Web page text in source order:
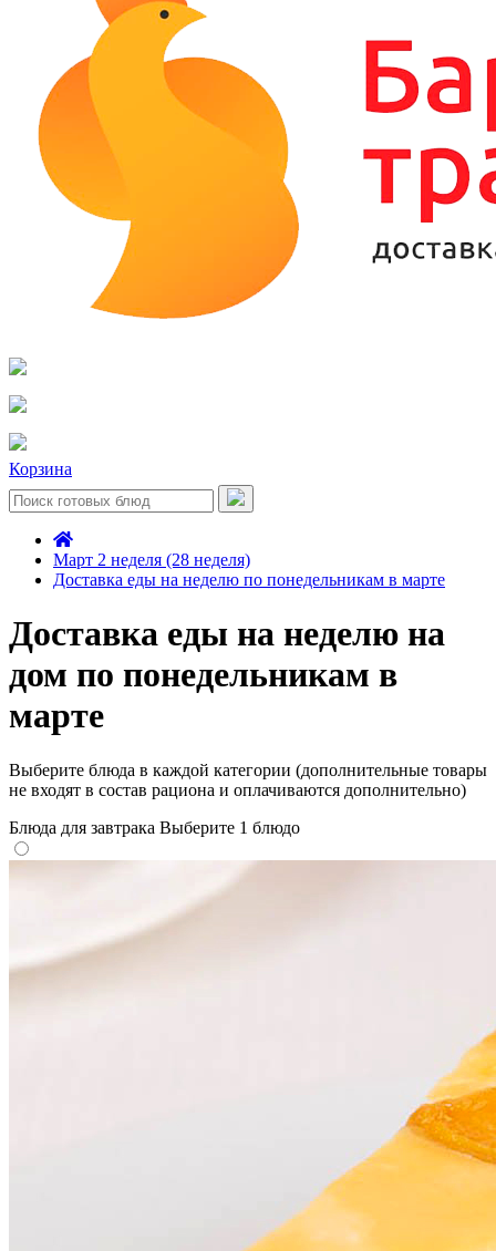
Корзина
Март 2 неделя (28 неделя)
Доставка еды на неделю по понедельникам в марте
Доставка еды на неделю на
дом по понедельникам в
марте
Выберите блюда в каждой категории (дополнительные товары
не входят в состав рациона и оплачиваются дополнительно)
Блюда для завтрака Выберите 1 блюдо